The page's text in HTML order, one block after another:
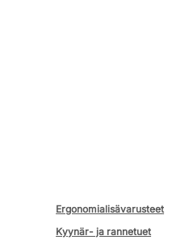
Ergonomialisävarusteet
Kyynär- ja rannetuet